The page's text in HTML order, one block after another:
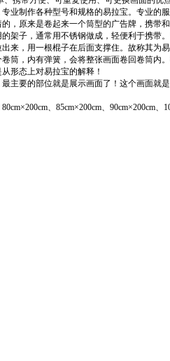
业制作各种型号和规格的易拉宝。专业的
，原来是卷起来一个筒型的广告牌，携带和
架子，通常用不锈钢做成，轻便利于携带
来，用一根棍子在后面支撑住。故称其为
筒，内有弹簧，会将整张画面卷回卷筒内
形态上对易拉宝的解释！
主要的部位就是展示画面了！这个画面就
、85cm×200cm、90cm×200cm、